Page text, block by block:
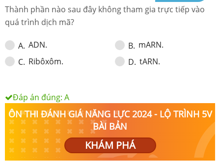
Thành phần nào sau đây không tham gia trực tiếp vào
quá trình dịch mã?
A. ADN. B. mARN.
C. Ribôxôm. D. tARN.
Đáp án đúng: A
ÔN THI ĐÁNH GIÁ NĂNG LỰC 2024 - LỘ TRÌNH 5V
BÀI BẢN
KHÁM PHÁ